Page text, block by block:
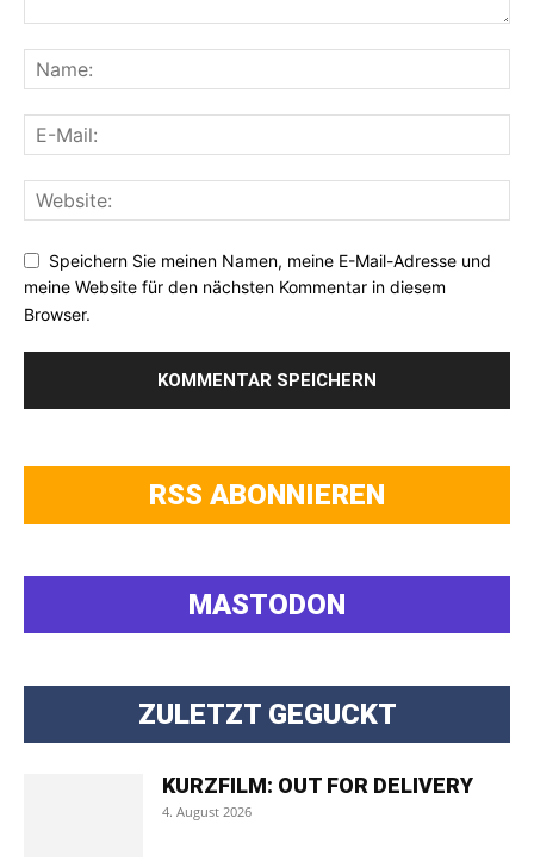
Speichern Sie meinen Namen, meine E-Mail-Adresse und
meine Website für den nächsten Kommentar in diesem
Browser.
RSS ABONNIEREN
MASTODON
ZULETZT GEGUCKT
KURZFILM: OUT FOR DELIVERY
4. August 2026